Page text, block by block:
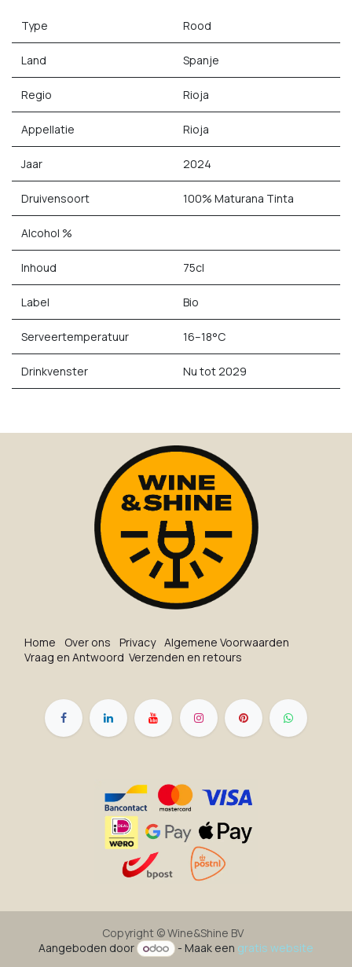
Type Rood
Land Spanje
Regio Rioja
Appellatie Rioja
Jaar 2024
Druivensoort 100% Maturana Tinta
Alcohol %
Inhoud 75cl
Label Bio
Serveertemperatuur 16–18°C
Drinkvenster Nu tot 2029
Ho​me O​ve​r on​s Privacy Algemene Voorwaarden
Vraag en Antwoord Verzenden en retours
Copyright ©Wine&Shine BV
Aangeboden door
- Maak een gratis website